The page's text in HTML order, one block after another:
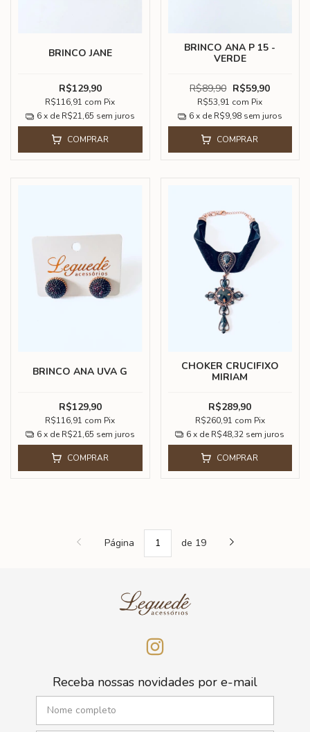
BRINCO JANE
R$129,90
R$116,91 com Pix
6 x de R$21,65 sem juros
COMPRAR
BRINCO ANA P 15 -
VERDE
R$89,90 R$59,90
R$53,91 com Pix
6 x de R$9,98 sem juros
COMPRAR
BRINCO ANA UVA G
R$129,90
R$116,91 com Pix
6 x de R$21,65 sem juros
COMPRAR
CHOKER CRUCIFIXO
MIRIAM
R$289,90
R$260,91 com Pix
6 x de R$48,32 sem juros
COMPRAR
Página de 19
Receba nossas novidades por e-mail